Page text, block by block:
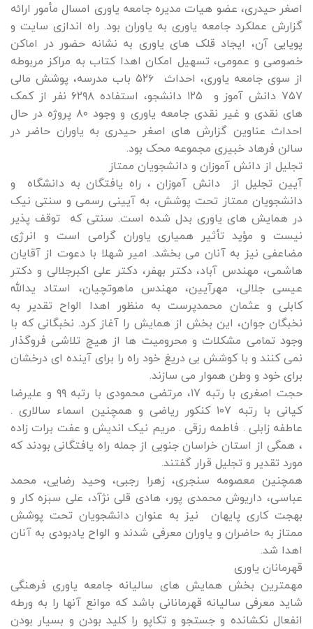
اصغر حیدری، عضو هیات مدیره جامعه یاوری امسال مأمور ارائه
گزارش عملکرد جامعه یاوری به یاوران بود. راه اندازی سایت و
پویایی آن، ایجاد قلک های یاوری به نشانه حضور در اماکن
خصوصی و عمومی، تسهیل امکان اهدا کتاب به مراکز مربوطه
از سوی جامعه یاوری، احداث ۵۲۶ باب مدرسه، پوشش مالی
۷۵۷ دانش آموز و ۱۲۵ دانشجو، استفاده ۶۲۹۸ نفر از کمک
های نقدی و غیر نقدی جامعه یاوری و وجود ۸۰ پروژه در حال
احداث عناوین گزارش های اصغر حیدری به یاوران حاضر در
سالن فرهاد خبیری مجموعه محک بود.
تجلیل از دانش آموزان و دانشجویان ممتاز
آیین تجلیل از دانش آموزان ، راه یافتگان به دانشگاه و
دانشجویان ممتاز تحت پوشش، به آیینی رسمی و سنتی نیک
در همایش های یاوری بدل شده است. سنتی که توقف پذیر
نیست و مؤید تأثیر همیاری یاوران گرامی است و انرژی
مضاعفی نیز به آنان می بخشد. امیر شهلا با دعوت از آقایان
هاشمی، مهندس آباد، دکتر بهفر، دکتر علی اکبرجلالی و دکتر
عیسی جلالی، مهرآیین، مهندس ماهوتچیان، استاد یدالله
کابلی و عثمان محمدپرست به منظور اهدا الواح تقدیر به
نخبگان جوان، این بخش از همایش را آغاز کرد. نخبگانی که با
وجود تمامی مشکلات و محرومیت ها از هیچ تلاشی فروگذار
نمی کنند و با کوشش بی دریغ خود راه را برای آینده ای درخشان
برای خود و وطن هموار می سازند.
حجت اصغری با رتبه ۱۷، مرتضی محمودی با رتبه ۹۹ و علیرضا
کیانی با رتبه ۱۰۷ کنکور ریاضی و همچنین اسماء سالاری .
عاطفه زابلی . فاطمه رزقی . مریم نیک اندیش و عفت برات زاده
، همگی از استان خراسان جنوبی از جمله راه یافتگانی بودند که
مورد تقدیر و تجلیل قرار گفتند.
همچنین معصومه سنجری، زهرا رجبی، وحید رضایی، محمد
عباسی، داریوش محمدی پور، هادی قلی نژآد، علی سبزه کار و
بهجت کاری پایهان نیز به عنوان دانشجویان تحت پوشش
ممتاز به حاضران و یاوران معرفی شدند و الواح یادبودی به آنان
اهدا شد.
قهرمانان یاوری
مهمترین بخش همایش های سالیانه جامعه یاوری فرهنگی
شاید معرفی سالیانه قهرمانانی باشد که موانع آنها را به ورطه
انفعال نکشانده و جستجو و تکاپو را کلید بودن و بسیار بودن